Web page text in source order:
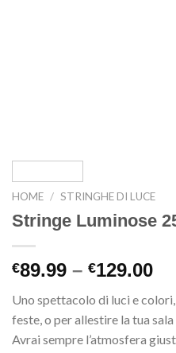
HOME / STRINGHE DI LUCE
Stringe Luminose
€89.99 – €129.00
Uno spettacolo di luci e
feste, o per allestire la tua
Avrai sempre l’atmosfera